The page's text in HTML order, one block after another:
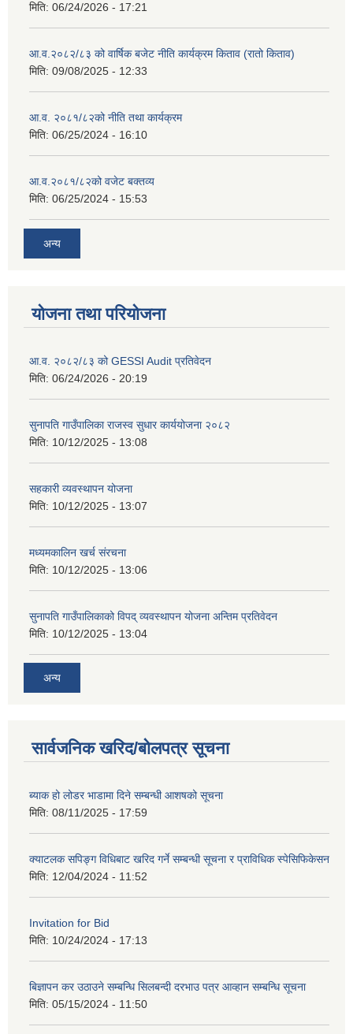
मिति: 06/24/2026 - 17:21
आ.व.२०८२/८३ को वार्षिक बजेट नीति कार्यक्रम किताव (रातो किताव)
मिति: 09/08/2025 - 12:33
आ.व. २०८१/८२को नीति तथा कार्यक्रम
मिति: 06/25/2024 - 16:10
आ.व.२०८१/८२को वजेट बक्तव्य
मिति: 06/25/2024 - 15:53
अन्य
योजना तथा परियोजना
आ.व. २०८२/८३ को GESSI Audit प्रतिवेदन
मिति: 06/24/2026 - 20:19
सुनापति गाउँपालिका राजस्व सुधार कार्ययोजना २०८२
मिति: 10/12/2025 - 13:08
सहकारी व्यवस्थापन योजना
मिति: 10/12/2025 - 13:07
मध्यमकालिन खर्च संरचना
मिति: 10/12/2025 - 13:06
सुनापति गाउँपालिकाको विपद् व्यवस्थापन योजना अन्तिम प्रतिवेदन
मिति: 10/12/2025 - 13:04
अन्य
सार्वजनिक खरिद/बोलपत्र सूचना
ब्याक हो लोडर भाडामा दिने सम्बन्धी आशषको सूचना
मिति: 08/11/2025 - 17:59
क्याटलक सपिङ्ग विधिबाट खरिद गर्ने सम्बन्धी सूचना र प्राविधिक स्पेसिफिकेसन
मिति: 12/04/2024 - 11:52
Invitation for Bid
मिति: 10/24/2024 - 17:13
बिज्ञापन कर उठाउने सम्बन्धि सिलबन्दी दरभाउ पत्र आव्हान सम्बन्धि सूचना
मिति: 05/15/2024 - 11:50